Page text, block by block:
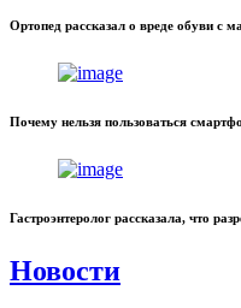
Ортопед рассказал о вреде обуви с
Почему нельзя пользоваться
Гастроэнтеролог рассказала, что
Новости